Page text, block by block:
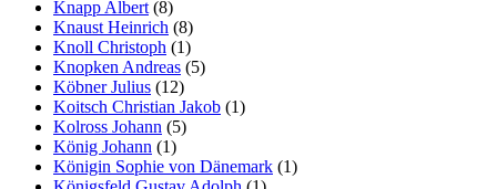
Knapp Albert (8)
Knaust Heinrich (8)
Knoll Christoph (1)
Knopken Andreas (5)
Köbner Julius (12)
Koitsch Christian Jakob (1)
Kolross Johann (5)
König Johann (1)
Königin Sophie von Dänemark (1)